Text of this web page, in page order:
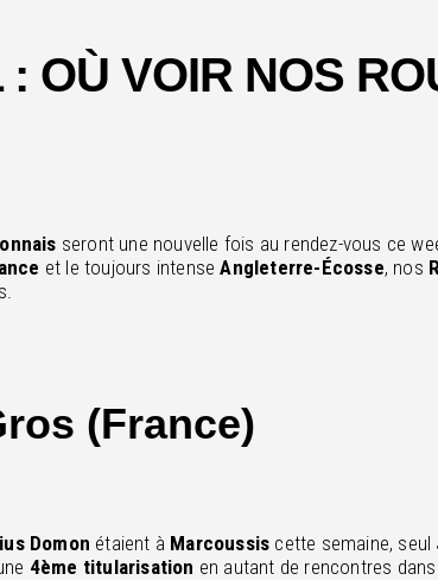
OÙ VOIR NOS
seront une nouvelle fois au rendez-vous ce
et le toujours intenseAngleterre-Écosse, nos
(France)
Domon étaient à Marcoussis cette semaine, seul
4ème titularisation en autant de rencontres